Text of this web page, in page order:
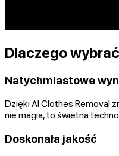
Dlaczego
Natychmiastowe
Dzięki AI Clothes Removal
nie magia, to świetna
Doskonała jakość